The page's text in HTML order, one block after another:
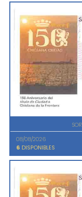
08/08/2026
6 DISPONIBLES